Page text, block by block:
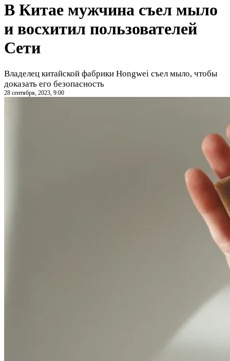
В Китае мужчина съел мыло
и восхитил пользователей
Сети
Владелец китайской фабрики Hongwei съел мыло, чтобы
доказать его безопасность
28 сентября, 2023, 9:00